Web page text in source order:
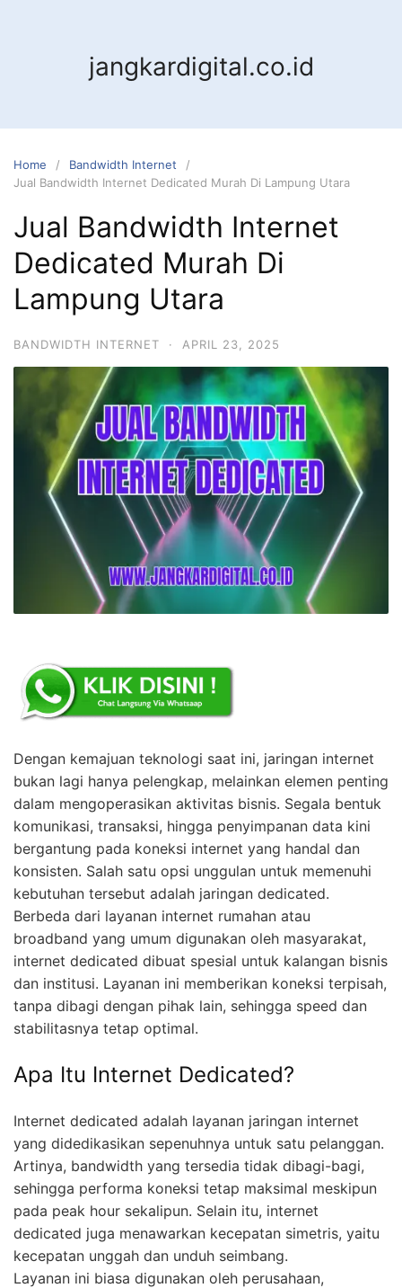
jangkardigital.co.id
Home
Bandwidth Internet
Jual Bandwidth Internet Dedicated Murah Di Lampung Utara
Jual Bandwidth Internet
Dedicated Murah Di
Lampung Utara
BANDWIDTH INTERNET · APRIL 23, 2025
Dengan kemajuan teknologi saat ini, jaringan internet
bukan lagi hanya pelengkap, melainkan elemen penting
dalam mengoperasikan aktivitas bisnis. Segala bentuk
komunikasi, transaksi, hingga penyimpanan data kini
bergantung pada koneksi internet yang handal dan
konsisten. Salah satu opsi unggulan untuk memenuhi
kebutuhan tersebut adalah jaringan dedicated.
Berbeda dari layanan internet rumahan atau
broadband yang umum digunakan oleh masyarakat,
internet dedicated dibuat spesial untuk kalangan bisnis
dan institusi. Layanan ini memberikan koneksi terpisah,
tanpa dibagi dengan pihak lain, sehingga speed dan
stabilitasnya tetap optimal.
Apa Itu Internet Dedicated?
Internet dedicated adalah layanan jaringan internet
yang didedikasikan sepenuhnya untuk satu pelanggan.
Artinya, bandwidth yang tersedia tidak dibagi-bagi,
sehingga performa koneksi tetap maksimal meskipun
pada peak hour sekalipun. Selain itu, internet
dedicated juga menawarkan kecepatan simetris, yaitu
kecepatan unggah dan unduh seimbang.
Layanan ini biasa digunakan oleh perusahaan,